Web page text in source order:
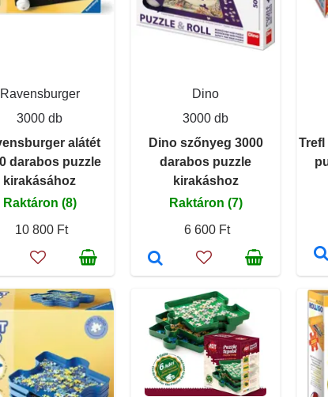
Ravensburger
3000 db
alátét
darabos puzzle
kirakásához
Raktáron (8)
10 800 Ft
Dino
3000 db
Dino szőnyeg 3000
darabos puzzle
kirakáshoz
Raktáron (7)
6 600 Ft
Trefl